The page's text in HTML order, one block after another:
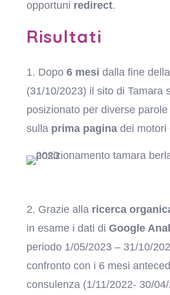
opportuni redirect.
Risultati
1. Dopo 6 mesi dalla fine
(31/10/2023) il sito di Tamara
posizionato per diverse
sulla prima paginadei motori
2. Grazie alla ricerca
in esame i dati di Google
periodo 1/05/2023 – 31/10/
confronto con i 6 mesi
consulenza (1/11/2022- 30/